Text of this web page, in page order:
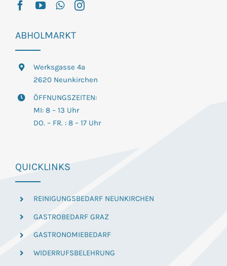
ABHOLMARKT
Werksgasse 4a
2620 Neunkirchen
ÖFFNUNGSZEITEN:
MI: 8 – 13 Uhr
DO. – FR. : 8 – 17 Uhr
QUICKLINKS
REINIGUNGSBEDARF NEUNKIRCHEN
GASTROBEDARF GRAZ
GASTRONOMIEBEDARF
WIDERRUFSBELEHRUNG